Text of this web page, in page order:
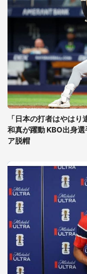
「日本の打者はやは
和真が躍動 KBO出身
ア脱帽